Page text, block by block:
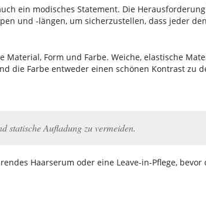
ein modisches Statement. Die
und -längen, um sicherzustellen, dass jeder
Form und Farbe. Weiche, elastische
die Farbe entweder einen schönen Kontrast zu
statische Aufladung zu vermeiden.
Haarserum oder eine Leave-in-Pflege,